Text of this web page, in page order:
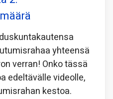
yhteensä
verran! Onko tässä
edeltävälle videolle,
kestoa.